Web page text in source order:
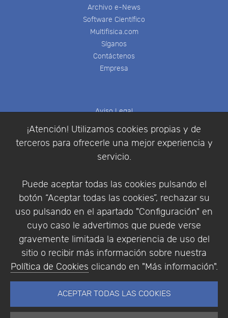
¡Atención! Utilizamos cookies propias y de
terceros para ofrecerle una mejor experiencia y
servicio.
Puede aceptar todas las cookies pulsando el
botón “Aceptar todas las cookies”, rechazar su
uso pulsando en el apartado "Configuración" en
cuyo caso le advertimos que puede verse
gravemente limitada la experiencia de uso del
sitio o recibir más información sobre nuestra
Política de Cookies clicando en "Más información".
ACEPTAR TODAS LAS COOKIES
Archivo e-News
Software Científico
Multifisica.com
Síganos
Contáctenos
Empresa
Aviso Legal
Condiciones de compra
Identificarse
Empresa|Aviso Legal| Política de Privacidad |
Política de Cookies
© Copyright 1994 - 2026. Addlink Software
Científico, S.L.
Portugal.